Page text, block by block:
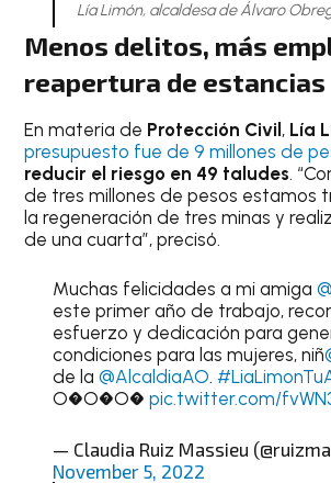
Lía Limón, alcaldesa de Álvaro
Menos delitos, más
reapertura de
En materia de Protección Civil, Lía
presupuesto fue de 9 millones de
reducir el riesgo en 49 taludes.
de tres millones de pesos estamos
la regeneración de tres minas y
de una cuarta”, precisó.
Muchas felicidades a mi amiga
este primer año de trabajo,
esfuerzo y dedicación para
condiciones para las mujeres, niñ
de la @AlcaldiaAO.
O�O�O� pic.twitter.com/
— Claudia Ruiz Massieu
November 5, 2022